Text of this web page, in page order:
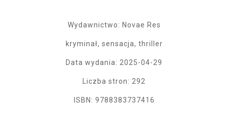
Wydawnictwo: Novae Res
kryminał, sensacja, thriller
Data wydania: 2025-04-29
Liczba stron: 292
ISBN: 9788383737416